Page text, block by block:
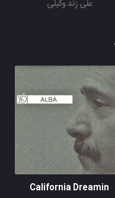
علی زند وکیلی
California Dreamin